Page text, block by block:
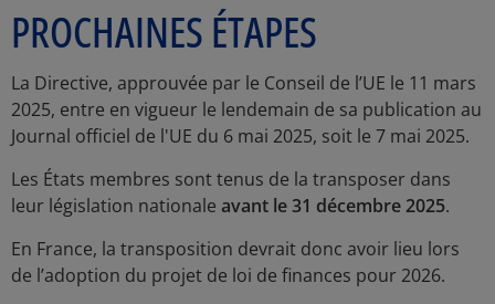
PROCHAINES ÉTAPES
La Directive, approuvée par le Conseil de l’UE le 11 mars
2025, entre en vigueur le lendemain de sa publication au
Journal officiel de l'UE du 6 mai 2025, soit le 7 mai 2025.
Les États membres sont tenus de la transposer dans
leur législation nationale avant le 31 décembre 2025.
En France, la transposition devrait donc avoir lieu lors
de l’adoption du projet de loi de finances pour 2026.